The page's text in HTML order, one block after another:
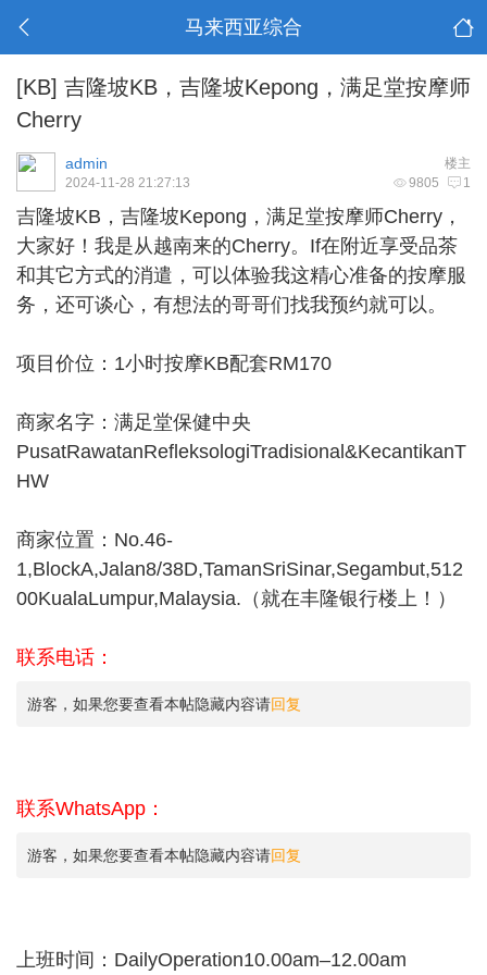
马来西亚综合
[KB] 吉隆坡KB，吉隆坡Kepong，满足堂按摩师
Cherry
楼主
admin
9805 1
2024-11-28 21:27:13
吉隆坡KB ，吉隆坡Kepong，满足堂按摩师Cherry，
大家好！我是从越南来的Cherry。If在附近享受品茶
和其它方式的消遣，可以体验我这精心准备的按摩服
务，还可谈心，有想法的哥哥们找我预约就可以。
项目价位：1小时按摩KB配套RM170
商家名字：满足堂保健中央
PusatRawatanRefleksologiTradisional&KecantikanT
HW
商家位置：No.46-
1,BlockA,Jalan8/38D,TamanSriSinar,Segambut,512
00KualaLumpur,Malaysia.（就在丰隆银行楼上！）
联系电话：
游客，如果您要查看本帖隐藏内容请回复
联系WhatsApp：
游客，如果您要查看本帖隐藏内容请回复
上班时间：DailyOperation10.00am–12.00am